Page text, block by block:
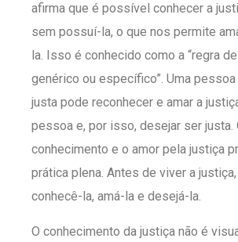
afirma que é possível conhecer a
sem possuí-la, o que nos permite
la. Isso é conhecido como a “regra
genérico ou específico”. Uma pessoa
justa pode reconhecer e amar a
pessoa e, por isso, desejar ser justa.
conhecimento e o amor pela justiça
prática plena. Antes de viver a
conhecê-la, amá-la e desejá-la.
O conhecimento da justiça não é